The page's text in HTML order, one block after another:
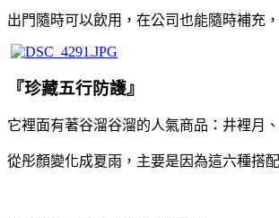
出門隨時可以飲用，在公司也能隨時補充
『珍藏五行防護』
它裡面有著谷溜谷溜的人氣商品：井裡月
從彤顏變化成夏雨，主要是因為這六種搭